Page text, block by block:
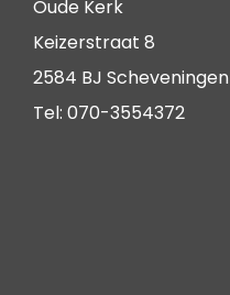
Oude Kerk
Keizerstraat 8
2584 BJ Scheveningen
Tel: 070-3554372